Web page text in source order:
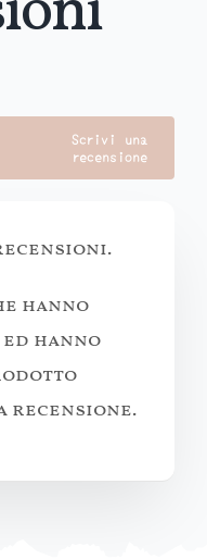
Scrivi una
recensione
hanno
hanno
recensione.